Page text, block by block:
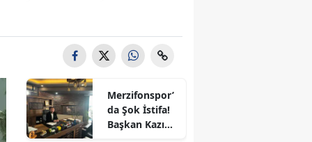
Bingöl
Bitlis
Bolu
Burdur
Merzifonspor’
da Şok İstifa!
Başkan Kazım